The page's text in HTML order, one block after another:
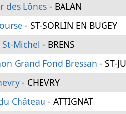
des Lônes - BALAN
- ST-SORLIN EN BUGEY
Michel - BRENS
Grand Fond Bressan - ST-
- CHEVRY
Château - ATTIGNAT